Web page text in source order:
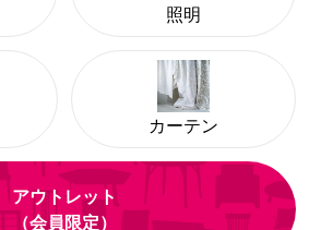
照明
カーテン
アウトレット
（会員限定）